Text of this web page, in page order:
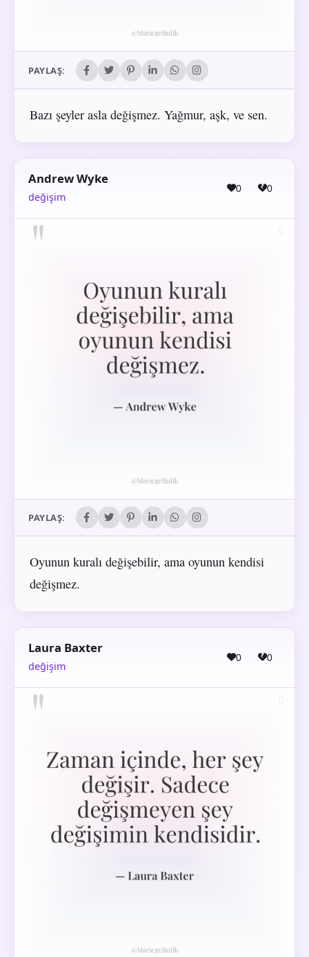
PAYLAŞ:
Bazı şeyler asla değişmez. Yağmur, aşk, ve sen.
Andrew Wyke
değişim
0 0
PAYLAŞ:
Oyunun kuralı değişebilir, ama oyunun kendisi
değişmez.
Laura Baxter
değişim
0 0